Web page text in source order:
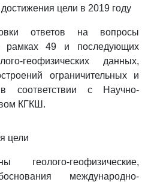
цели в 2019 году
ответов на вопросы
рамках 49 и последующих
геофизических данных,
ограничительных и
соответствии с Научно-
КГКШ.
цели
геолого-геофизические,
международно-